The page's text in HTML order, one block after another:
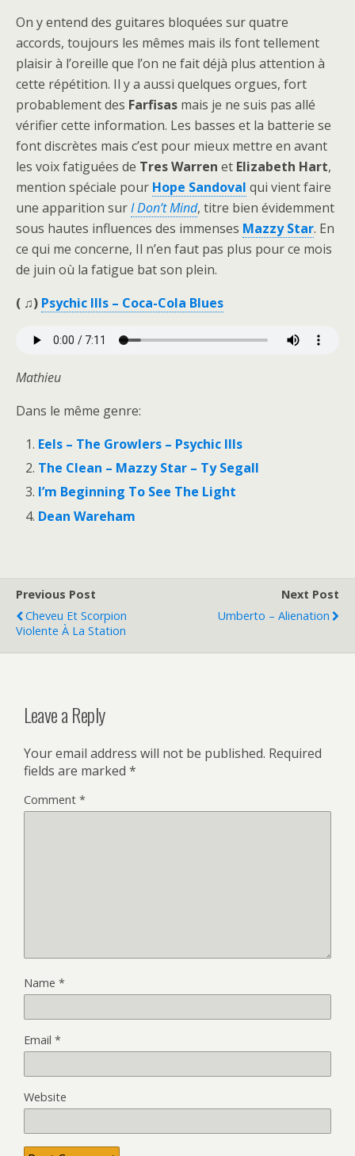
On y entend des guitares bloquées sur quatre
accords, toujours les mêmes mais ils font tellement
plaisir à l’oreille que l’on ne fait déjà plus attention à
cette répétition. Il y a aussi quelques orgues, fort
probablement des Farfisas mais je ne suis pas allé
vérifier cette information. Les basses et la batterie se
font discrètes mais c’est pour mieux mettre en avant
les voix fatiguées de Tres Warren et Elizabeth Hart,
mention spéciale pour Hope Sandoval qui vient faire
une apparition surI Don’t Mind, titre bien évidemment
sous hautes influences des immenses Mazzy Star. En
ce qui me concerne, Il n’en faut pas plus pour ce mois
de juin où la fatigue bat son plein.
( ♫) Psychic Ills – Coca-Cola Blues
Mathieu
Dans le même genre:
Eels – The Growlers – Psychic Ills
The Clean – Mazzy Star – Ty Segall
I’m Beginning To See The Light
Dean Wareham
Previous Post
Cheveu Et Scorpion
Violente À La Station
Next Post
Umberto – Alienation
Leave a Reply
Your email address will not be published. Required
fields are marked *
Comment *
Name *
Email *
Website